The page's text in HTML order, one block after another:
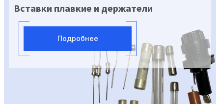
Микросхемы и модули для
лифтовыми системами
Подробнее